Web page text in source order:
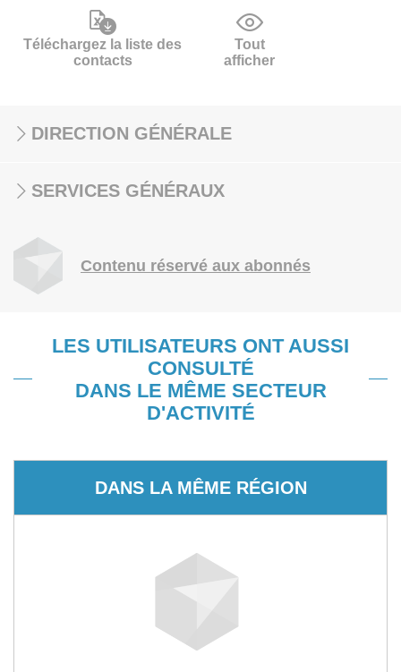
Téléchargez la liste des
contacts
Tout
afficher
DIRECTION GÉNÉRALE
SERVICES GÉNÉRAUX
Contenu réservé aux abonnés
LES UTILISATEURS ONT AUSSI
CONSULTÉ
DANS LE MÊME SECTEUR
D'ACTIVITÉ
DANS LA MÊME RÉGION